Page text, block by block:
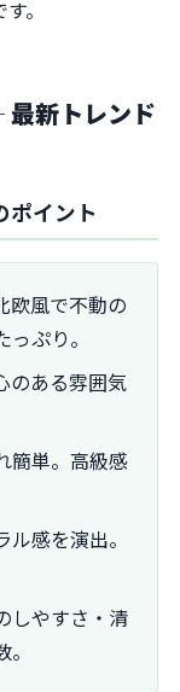
。
新トレンド
ポイント
欧風で不動の
ぷり。
のある雰囲気
簡単。高級感
感を演出。
しやすさ・清